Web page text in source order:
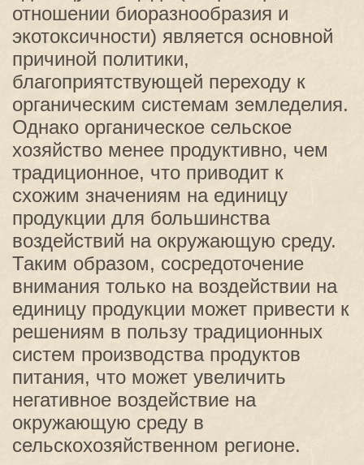
отношении биоразнообразия и
экотоксичности) является основной
причиной политики,
благоприятствующей переходу к
органическим системам земледелия.
Однако органическое сельское
хозяйство менее продуктивно, чем
традиционное, что приводит к
схожим значениям на единицу
продукции для большинства
воздействий на окружающую среду.
Таким образом, сосредоточение
внимания только на воздействии на
единицу продукции может привести к
решениям в пользу традиционных
систем производства продуктов
питания, что может увеличить
негативное воздействие на
окружающую среду в
сельскохозяйственном регионе.